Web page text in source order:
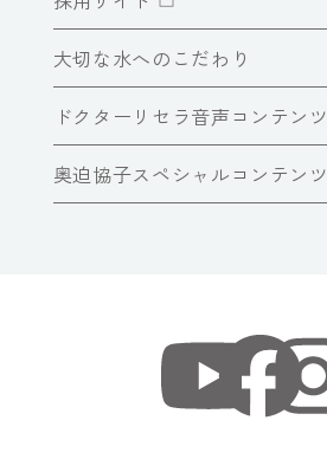
大切な水へのこだわり
ドクターリセラ音声コンテンツ
奥迫協子スペシャルコンテンツ